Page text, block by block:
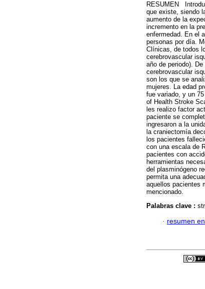
RESUMEN
que existe, siendo
aumento de la
incremento en la
enfermedad. En el
personas por día.
Clínicas, de todos
cerebrovascular
año de periodo).
cerebrovascular
son los que se
mujeres. La edad
fue variado, y un
of Health Stroke
les realizo factor
paciente se
ingresaron a la
la craniectomía
los pacientes
con una escala de
pacientes con
herramientas
del plasminógeno
permita una
aquellos pacientes
mencionado.
Palabras clave :
· resumen